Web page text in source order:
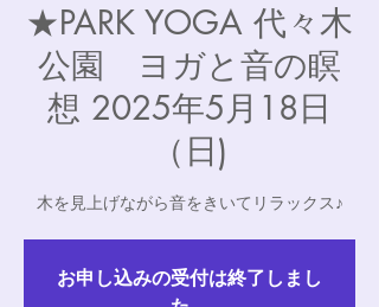
★PARK YOGA 代々木
公園 ヨガと音の瞑
想 2025年5月18日
（日)
木を見上げながら音をきいてリラックス♪
お申し込みの受付は終了しまし